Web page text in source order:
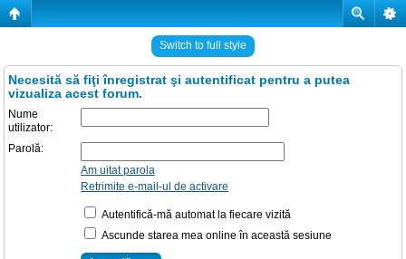
Switch to full style
Necesită să fiţi înregistrat şi autentificat pentru a putea
vizualiza acest forum.
Nume
utilizator:
Parolă:
Am uitat parola
Retrimite e-mail-ul de activare
Autentifică-mă automat la fiecare vizită
Ascunde starea mea online în această sesiune